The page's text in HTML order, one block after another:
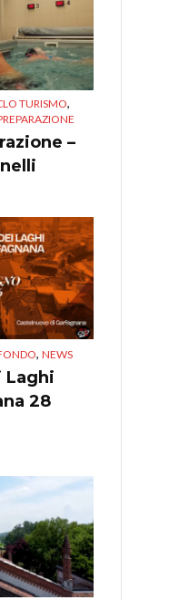
TURISMO,
–
, NEWS
Laghi
28